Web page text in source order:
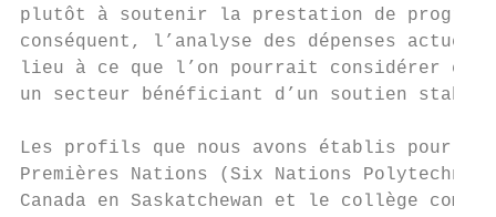
plutôt à soutenir la prestation de
conséquent, l’analyse des dépenses
lieu à ce que l’on pourrait considérer
un secteur bénéficiant d’un soutien stable.
Les profils que nous avons établis pour
Premières Nations (Six Nations
Canada en Saskatchewan et le collège